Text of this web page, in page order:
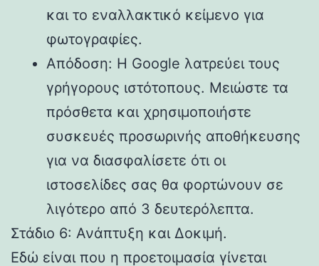
και το εναλλακτικό κείμενο για
φωτογραφίες.
Απόδοση: Η Google λατρεύει τους
γρήγορους ιστότοπους. Μειώστε τα
πρόσθετα και χρησιμοποιήστε
συσκευές προσωρινής αποθήκευσης
για να διασφαλίσετε ότι οι
ιστοσελίδες σας θα φορτώνουν σε
λιγότερο από 3 δευτερόλεπτα.
Στάδιο 6: Ανάπτυξη και Δοκιμή.
Εδώ είναι που η προετοιμασία γίνεται